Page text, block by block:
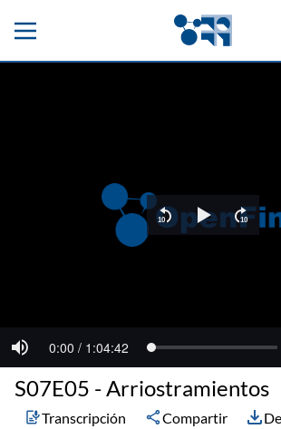
S07E05 - Arriostramientos
Transcripción Compartir